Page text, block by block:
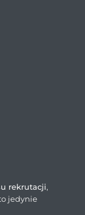
rekrutacji,
jedynie